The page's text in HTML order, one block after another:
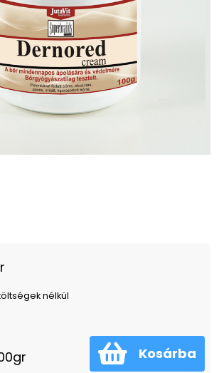
nélkül
Kosárba